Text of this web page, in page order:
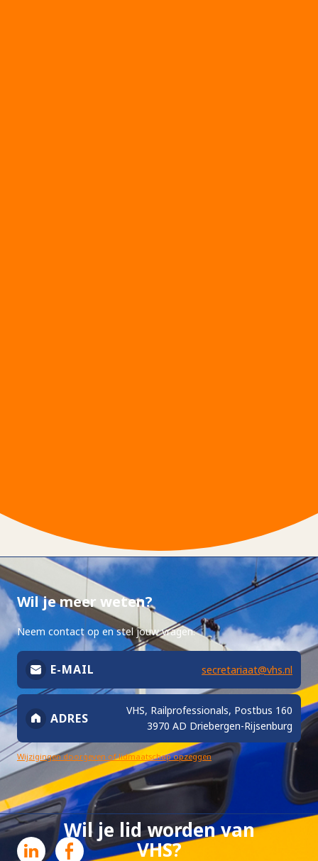
Wil je lid worden van
VHS?
Wil je meer weten?
Neem contact op en stel jouw vragen.
E-MAIL secretariaat@vhs.nl
ADRES
VHS, Railprofessionals, Postbus 160
3970 AD Driebergen-Rijsenburg
Wijzigingen doorgeven of lidmaatschap opzeggen